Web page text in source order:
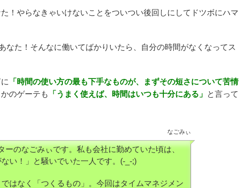
！やらなきゃいけないことをついつい後回しにしてドツボにハマ
なた！そんなに働いてばかりいたら、自分の時間がなくなってス
「時間の使い方の最も下手なものが、まずその短さについて苦情
のゲーテも 「うまく使えば、時間はいつも十分にある」 と言って
なごみぃ
ーのなごみぃです。私も会社に勤めていた頃は、
い！」と騒いでいた一人です。(-_-;)
はなく「つくるもの」。今回はタイムマネジメン